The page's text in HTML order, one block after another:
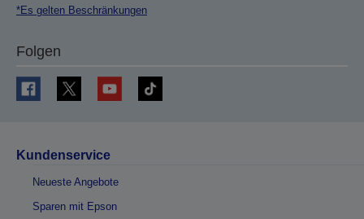
*Es gelten Beschränkungen
Folgen
Kundenservice
Neueste Angebote
Sparen mit Epson